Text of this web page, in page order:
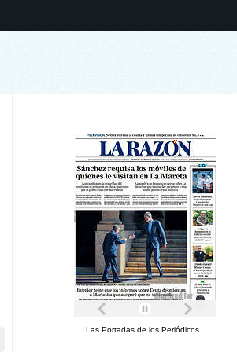
Las Portadas de los Periódicos